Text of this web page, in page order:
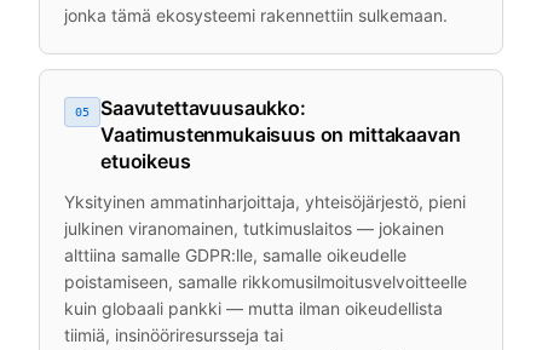
jonka tämä ekosysteemi rakennettiin sulkemaan.
05
Saavutettavuusaukko:
Vaatimustenmukaisuus on mittakaavan
etuoikeus
Yksityinen ammatinharjoittaja, yhteisöjärjestö, pieni
julkinen viranomainen, tutkimuslaitos — jokainen
alttiina samalle GDPR:lle, samalle oikeudelle
poistamiseen, samalle rikkomusilmoitusvelvoitteelle
kuin globaali pankki — mutta ilman oikeudellista
tiimiä, insinööriresursseja tai